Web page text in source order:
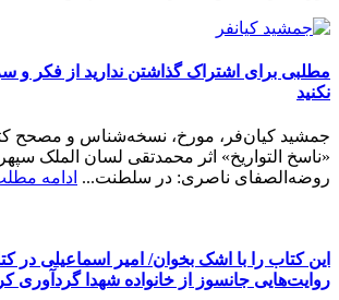
مطلبی برای اشتراک گذاشتن ندارید از فکر و
نکنید
جمشید کیان‌فر، مورخ، نسخه‌شناس و مصحح
«ناسخ التواریخ» اثر محمدتقی لسان الملک
روضه‌الصفای ناصری: در سلطنت... ادامه
این کتاب را با اشک بخوان/ امیر اسماعیلی در
روایت‌هایی جانسوز از خانواده شهدا گردآوری